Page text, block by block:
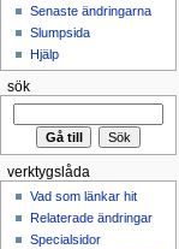
Senaste ändringarna
Slumpsida
Hjälp
sök
verktygslåda
Vad som länkar hit
Relaterade ändringar
Specialsidor